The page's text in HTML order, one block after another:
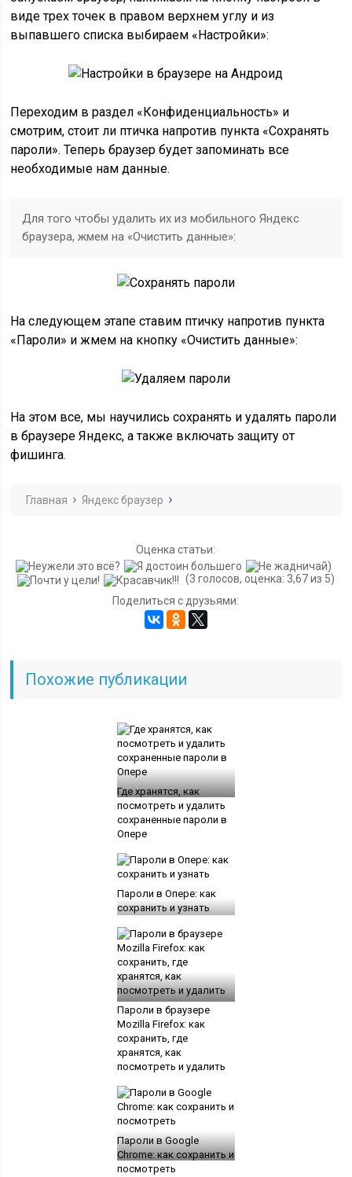
виде трех точек в правом верхнем углу и из
выпавшего списка выбираем «Настройки»:
Переходим в раздел «Конфиденциальность» и
смотрим, стоит ли птичка напротив пункта «Сохранять
пароли». Теперь браузер будет запоминать все
необходимые нам данные.
Для того чтобы удалить их из мобильного Яндекс
браузера, жмем на «Очистить данные»:
На следующем этапе ставим птичку напротив пункта
«Пароли» и жмем на кнопку «Очистить данные»:
На этом все, мы научились сохранять и удалять пароли
в браузере Яндекс, а также включать защиту от
фишинга.
Главная Яндекс браузер
Оценка статьи:
(3 голосов, оценка: 3,67 из 5)
Поделиться с друзьями:
Похожие публикации
Где хранятся, как
посмотреть и удалить
сохраненные пароли в
Опере
Пароли в Опере: как
сохранить и узнать
Пароли в браузере
Mozilla Firefox: как
сохранить, где
хранятся, как
посмотреть и удалить
Пароли в Google
Chrome: как сохранить и
посмотреть